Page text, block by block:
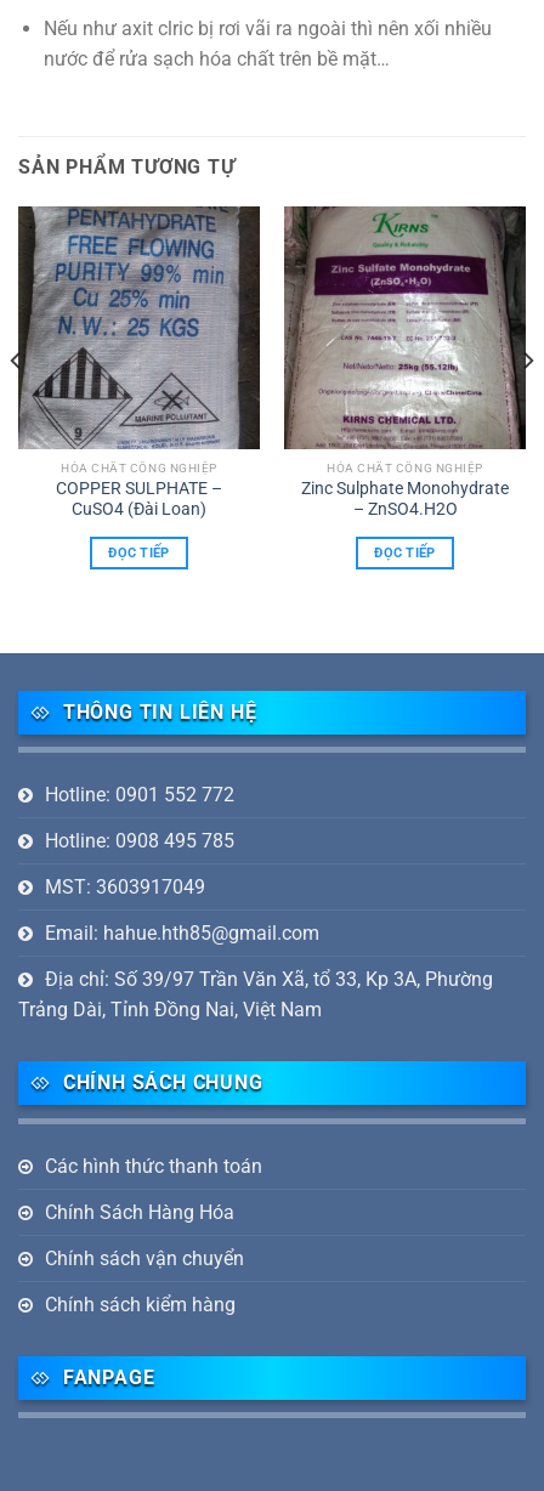
Nếu như axit clric bị rơi vãi ra ngoài thì nên xối nhiều
nước để rửa sạch hóa chất trên bề mặt…
SẢN PHẨM TƯƠNG TỰ
HÓA CHẤT CÔNG NGHIỆP
COPPER SULPHATE –
CuSO4 (Đài Loan)
ĐỌC TIẾP
HÓA CHẤT CÔNG NGHIỆP
Zinc Sulphate Monohydrate
– ZnSO4.H2O
ĐỌC TIẾP
THÔNG TIN LIÊN HỆ
Hotline: 0901 552 772
Hotline: 0908 495 785
MST: 3603917049
Email: hahue.hth85@gmail.com
Địa chỉ: Số 39/97 Trần Văn Xã, tổ 33, Kp 3A, Phường
Trảng Dài, Tỉnh Đồng Nai, Việt Nam
CHÍNH SÁCH CHUNG
Các hình thức thanh toán
Chính Sách Hàng Hóa
Chính sách vận chuyển
Chính sách kiểm hàng
FANPAGE